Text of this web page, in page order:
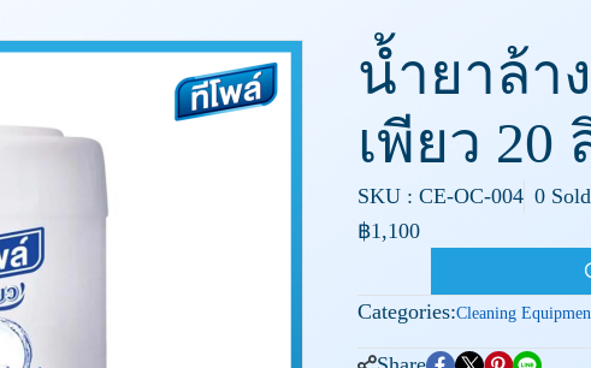
น้ำยาล้า
เพียว 20
SKU : CE-OC-004 0 Sold
฿1,100
Categories:Cleaning